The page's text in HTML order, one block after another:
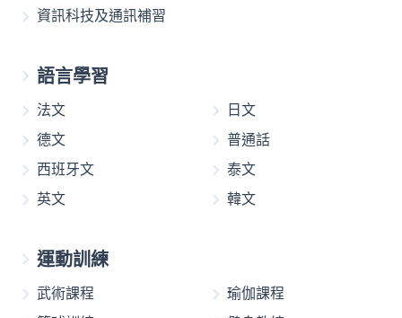
資訊科技及通訊補習
語言學習
法文
日文
德文
普通話
西班牙文
泰文
英文
韓文
運動訓練
武術課程
瑜伽課程